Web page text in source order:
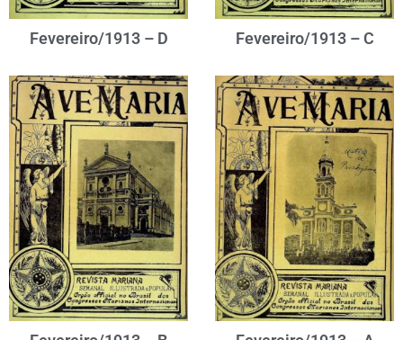
Fevereiro/1913 – D Fevereiro/1913 – C